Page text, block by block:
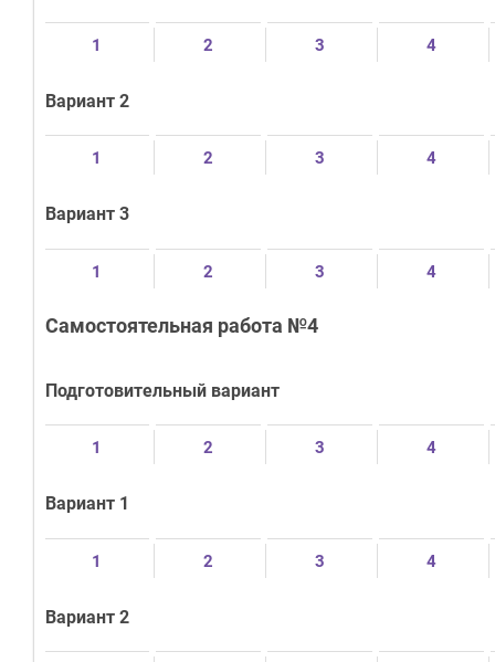
1 2 3 4
Вариант 2
1 2 3 4
Вариант 3
1 2 3 4
Самостоятельная работа №4
Подготовительный вариант
1 2 3 4
Вариант 1
1 2 3 4
Вариант 2